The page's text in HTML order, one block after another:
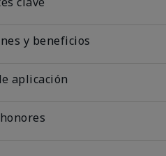
y beneficios
aplicación